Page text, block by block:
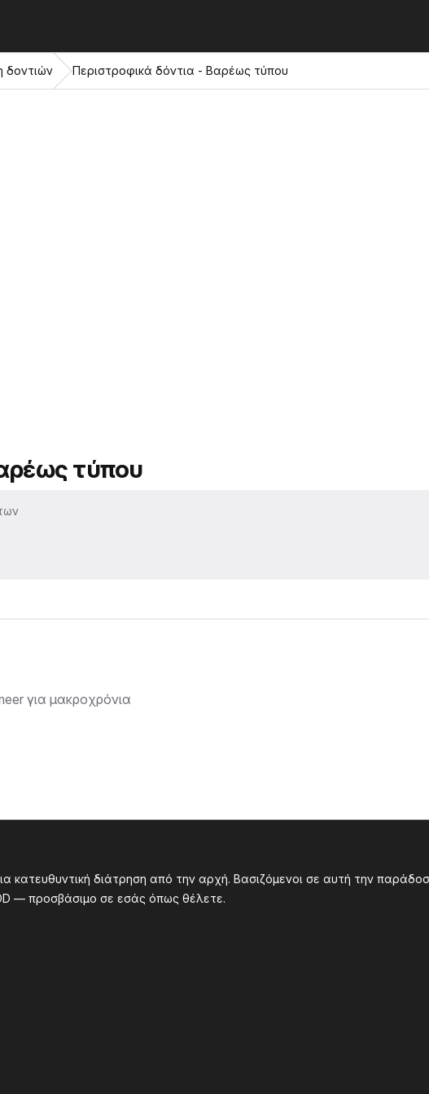
δοντιών Περιστροφικά δόντια - Βαρέως τύπου
τύπου
για μακροχρόνια
κατευθυντική διάτρηση από την αρχή. Βασιζόμενοι σε αυτή την
— προσβάσιμο σε εσάς όπως θέλετε.